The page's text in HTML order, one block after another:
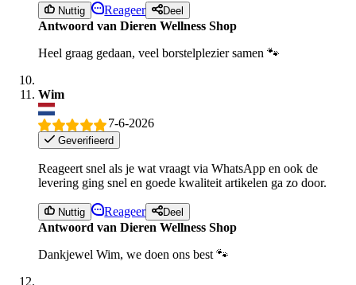
Nuttig Reageer Deel
Antwoord van Dieren Wellness Shop
Heel graag gedaan, veel borstelplezier samen 🐾
Wim
7-6-2026
Geverifieerd
Reageert snel als je wat vraagt via WhatsApp en ook de
levering ging snel en goede kwaliteit artikelen ga zo door.
Nuttig Reageer Deel
Antwoord van Dieren Wellness Shop
Dankjewel Wim, we doen ons best 🐾